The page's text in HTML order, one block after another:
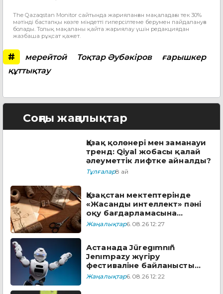
The Qazaqstan Monitor сайтында жарияланған мақаладағы тек 30%
мәтінді бастапқы көзге міндетті гиперсілтеме берумен пайдалануға
болады. Толық мақаланы қайта жариялау үшін редакциядан
жазбаша рұқсат қажет.
# мерейтой Тоқтар Әубәкіров
ғарышкер
құттықтау
Соңғы жаңалықтар
Қазақ қолөнері мен заманауи
тренд: Qiyal жобасы қалай
әлеуметтік лифтке айналды?
Тұлғалар8 ай
Қазақстан мектептерінде
«Жасанды интеллект» пәні
оқу бағдарламасына
енгізіледі
Жаңалықтар6.08.26 12:27
Астанада Jüregımnıñ
Jenımpazy жүгіру
фестиваліне байланысты
бірқатар көшеде қозғалыс
шектеледі
Жаңалықтар6.08.26 12:22